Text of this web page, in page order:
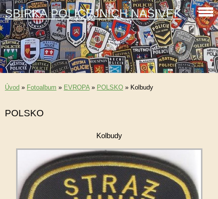
SBÍRKA POLICEJNÍCH NÁŠIVEK
Úvod » Fotoalbum » EVROPA» POLSKO » Kolbudy
POLSKO
Kolbudy